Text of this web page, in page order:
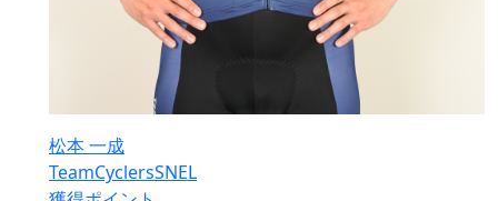
松本 一成
TeamCyclersSNEL